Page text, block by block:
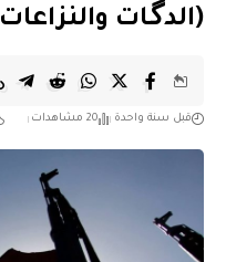
(الدگـات
قبل سنة واحدة 20 مشاهدات